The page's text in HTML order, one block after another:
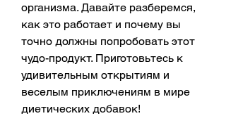
организма. Давайте разберемся,
как это работает и почему вы
точно должны попробовать этот
чудо-продукт. Приготовьтесь к
удивительным открытиям и
веселым приключениям в мире
диетических добавок!